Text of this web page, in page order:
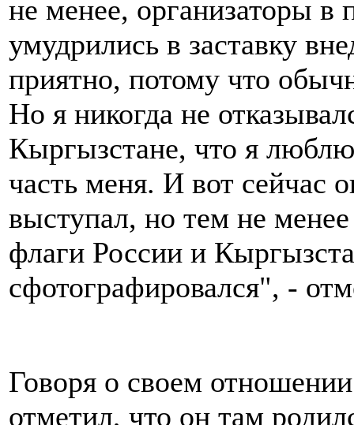
не менее, организаторы
умудрились в заставку
приятно, потому что
Но я никогда не
Кыргызстане, что я
часть меня. И вот сейчас
выступал, но тем не менее
флаги России и
сфотографировался", -
Говоря о своем
отметил, что он там